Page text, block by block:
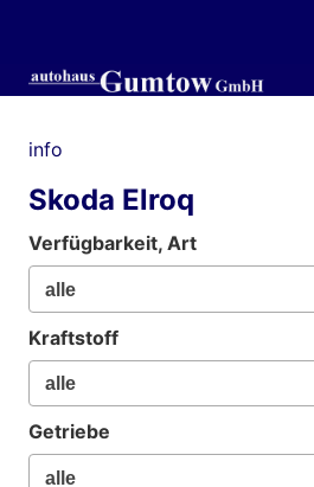
info
Skoda Elroq
Verfügbarkeit, Art
Kraftstoff
Getriebe